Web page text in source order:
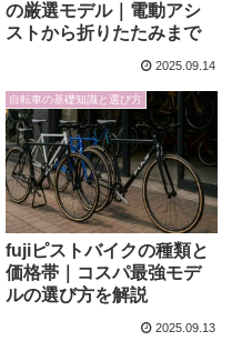
の厳選モデル｜電動アシ
ストから折りたたみまで
2025.09.14
自転車の基礎知識と選び方
fujiピストバイクの種類と
価格帯｜コスパ最強モデ
ルの選び方を解説
2025.09.13